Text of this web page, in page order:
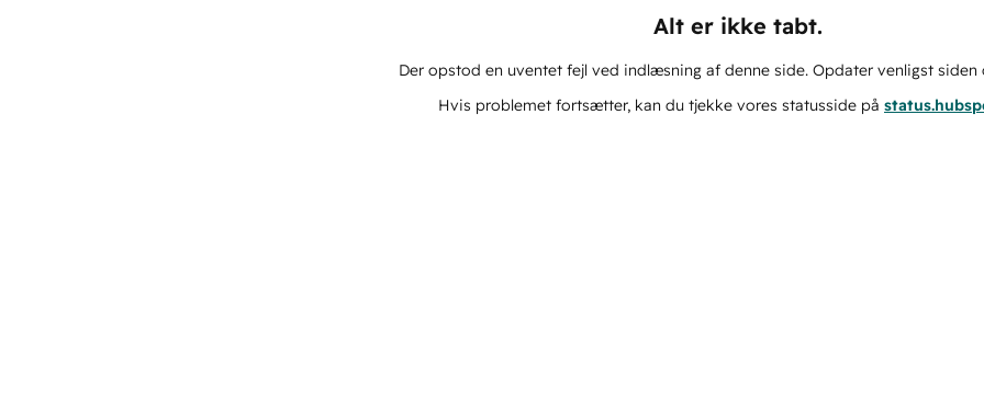
Alt er ikke tabt.
Der opstod en uventet fejl ved indlæsning af denne side. Opdater venligst siden
Hvis problemet fortsætter, kan du tjekke vores statusside på